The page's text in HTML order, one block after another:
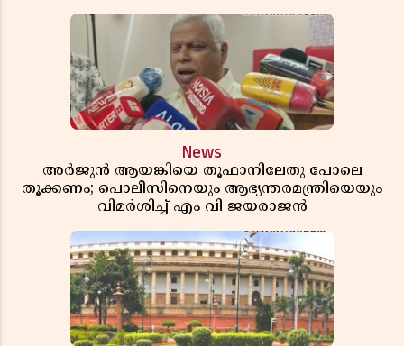
News
അർജുൻ ആയങ്കിയെ തൂഫാനിലേതു പോലെ
തൂക്കണം; പൊലീസിനെയും ആഭ്യന്തരമന്ത്രിയെയും
വിമർശിച്ച് എം വി ജയരാജൻ